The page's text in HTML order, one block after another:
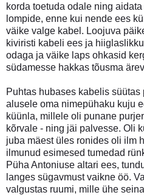
korda toetuda odale ning
lompide, enne kui nende ees
väike valge kabel. Loojuva
kiviristi kabeli ees ja
odaga ja väike laps ohkasid
südamesse hakkas tõusma
Puhtas hubases kabelis
alusele oma nimepühaku kuju
küünla, millele oli punane
kõrvale - ning jäi palvesse. Oli
juba mäest üles ronides oli ilm
ilmunud esimesed tumedad
Püha Antoniuse altari ees,
langes sügavmust vaikne öö.
valgustas ruumi, mille ühe